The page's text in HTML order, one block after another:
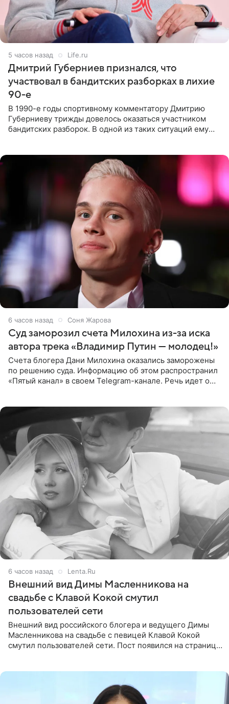
6 часов назад Life.ru
Дмитрий Губерниев признался, что
участвовал в бандитских разборках в лихие
90-е
В 1990-е годы спортивному комментатору Дмитрию
Губерниеву трижды довелось оказаться участником
бандитских разборок. В одной из таких ситуаций ему
6 часов назад Соня Жарова
Суд заморозил счета Милохина из-за иска
автора трека «Владимир Путин — молодец!»
Счета блогера Дани Милохина оказались заморожены
по решению суда. Информацию об этом распространил
«Пятый канал» в своем Telegram-канале. Речь идет о
6 часов назад Lenta.Ru
Внешний вид Димы Масленникова на
свадьбе с Клавой Кокой смутил
пользователей сети
Внешний вид российского блогера и ведущего Димы
Масленникова на свадьбе с певицей Клавой Кокой
смутил пользователей сети. Пост появился на странице